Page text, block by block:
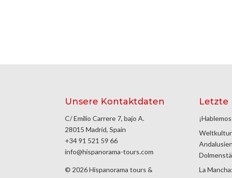
Unsere Kontaktdaten
C/ Emilio Carrere 7, bajo A.
28015 Madrid, Spain
+34 91 521 59 66
info@hispanorama-tours.com
© 2026 Hispanorama tours &
Letzte
La